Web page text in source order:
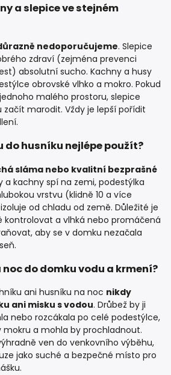
a slepice ve stejném
nedoporučujeme. Slepice
zdraví (zejména prevenci
absolutní sucho. Kachny a husy
obrovské vlhko a mokro. Pokud
malého prostoru, slepice
marodit. Vždy je lepší pořídit
do husníku nejlépe použít?
sláma nebo kvalitní bezprašné
a kachny spí na zemi, podestýlka
vrstvu (klidně 10 a více
od chladu od země. Důležité je
kontrolovat a vlhká nebo promáčená
aby se v domku nezačala
do domku vodu a krmení?
ani husníku na noc nikdy
ani misku s vodou. Drůbež by ji
nebo rozcákala po celé podestýlce,
mokru a mohla by prochladnout.
ven do venkovního výběhu,
jako suché a bezpečné místo pro